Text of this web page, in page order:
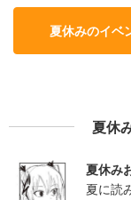
夏休みのイベ
夏休
夏休み
夏に読